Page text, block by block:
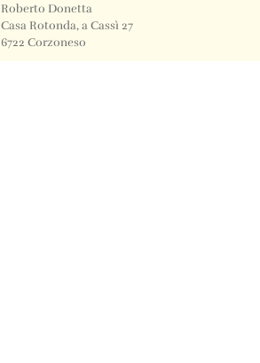
Roberto Donetta
Casa Rotonda, a Cassì 27
6722 Corzoneso